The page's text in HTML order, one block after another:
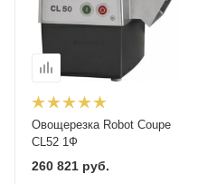
Овощерезка Robot Coupe
CL52 1Ф
260 821 руб.